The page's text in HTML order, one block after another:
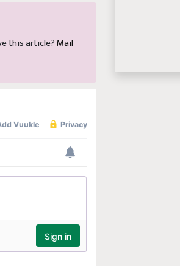
this article? Mail